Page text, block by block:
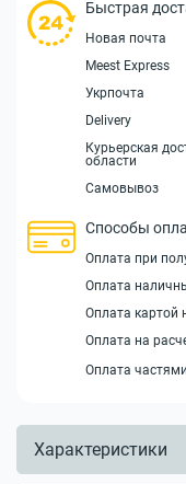
Быстрая
Новая почта
Meest Express
Укрпочта
Delivery
Курьерская
области
Самовывоз
Способы
Оплата при
Оплата
Оплата картой
Оплата на
Оплата частями
Характеристики